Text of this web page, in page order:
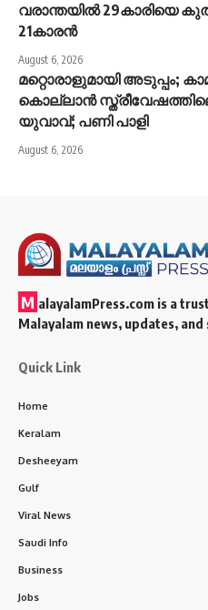
വരാന്തയിൽ 29കാരിയെ
21കാരൻ
August 6, 2026
മറ്റൊരാളുമായി അടുപ്പം;
കൊല്ലാൻ
യുവാവ്; പണി പാളി
August 6, 2026
M alayalamPress.com is a
Malayalam news, updates,
Quick Link
Home
Keralam
Desheeyam
Gulf
Viral News
Saudi Info
Business
Jobs